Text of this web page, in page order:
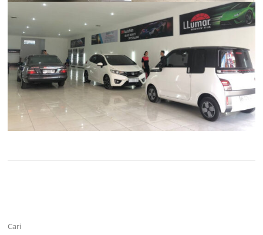
Cari